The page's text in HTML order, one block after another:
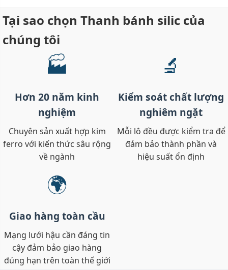
Tại sao chọn Thanh bánh silic của
chúng tôi
🏭
Hơn 20 năm kinh
nghiệm
Chuyên sản xuất hợp kim
ferro với kiến thức sâu rộng
về ngành
🔬
Kiểm soát chất lượng
nghiêm ngặt
Mỗi lô đều được kiểm tra để
đảm bảo thành phần và
hiệu suất ổn định
🌍
Giao hàng toàn cầu
Mạng lưới hậu cần đáng tin
cậy đảm bảo giao hàng
đúng hạn trên toàn thế giới